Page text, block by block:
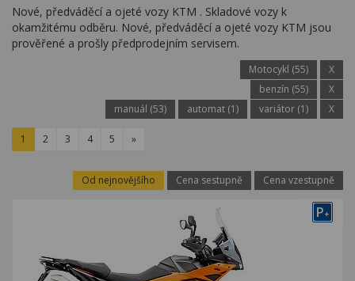
Nové, předváděcí a ojeté vozy KTM . Skladové vozy k
okamžitému odběru. Nové, předváděcí a ojeté vozy KTM jsou
prověřené a prošly předprodejním servisem.
Motocykl (55)
X
benzín (55)
X
manuál (53)
automat (1) variátor (1) X
1 2 3 4 5 »
Od nejnovějšího Cena sestupně Cena vzestupně
P+